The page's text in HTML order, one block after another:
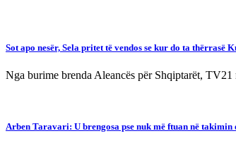
Sot apo nesër, Sela pritet të vendos se kur do ta thërrasë
Nga burime brenda Aleancës për Shqiptarët,
Arben Taravari: U brengosa pse nuk më ftuan në takimin